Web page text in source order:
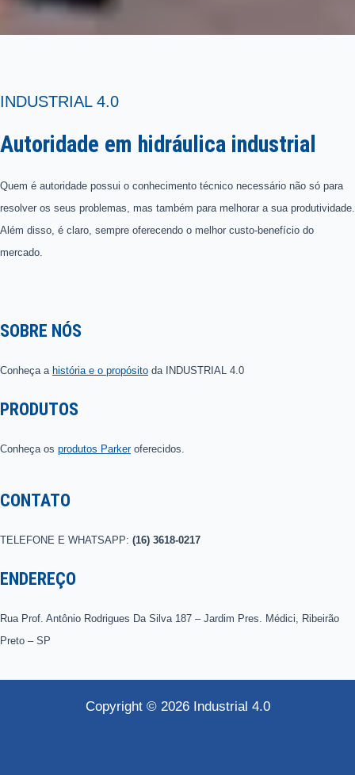
INDUSTRIAL 4.0
Autoridade em hidráulica industrial
Quem é autoridade possui o conhecimento técnico necessário não só para
resolver os seus problemas, mas também para melhorar a sua produtividade.
Além disso, é claro, sempre oferecendo o melhor custo-benefício do
mercado.
SOBRE NÓS
Conheça a história e o propósito da INDUSTRIAL 4.0
PRODUTOS
Conheça os produtos Parkeroferecidos.
CONTATO
TELEFONE E WHATSAPP: (16) 3618-0217
ENDEREÇO
Rua Prof. Antônio Rodrigues Da Silva 187 – Jardim Pres. Médici, Ribeirão
Preto – SP
Copyright © 2026 Industrial 4.0